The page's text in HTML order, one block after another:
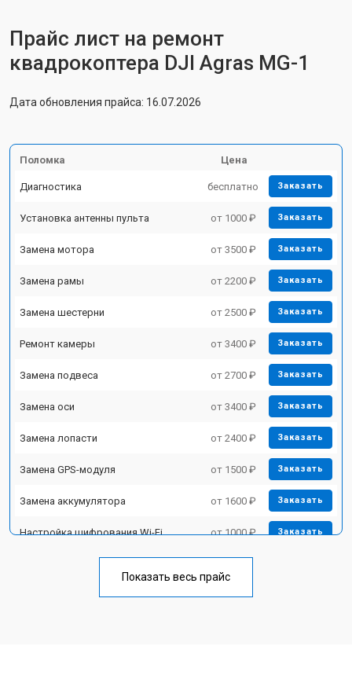
Прайс лист на ремонт
квадрокоптера DJI Agras MG-1
Дата обновления прайса: 16.07.2026
Поломка Цена
Диагностика бесплатно Заказать
Установка антенны пульта от 1000 ₽ Заказать
Замена мотора от 3500 ₽ Заказать
Замена рамы от 2200 ₽ Заказать
Замена шестерни от 2500 ₽ Заказать
Ремонт камеры от 3400 ₽ Заказать
Замена подвеса от 2700 ₽ Заказать
Замена оси от 3400 ₽ Заказать
Замена лопасти от 2400 ₽ Заказать
Замена GPS-модуля от 1500 ₽ Заказать
Замена аккумулятора от 1600 ₽ Заказать
Настройка шифрования Wi-Fi от 1000 ₽ Заказать
Замена материнской платы от 2800 ₽
Показать весь прайс